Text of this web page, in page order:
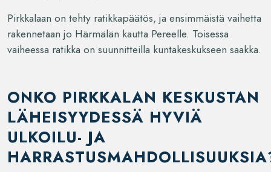
Pirkkalaan on tehty ratikkapäätös, ja ensimmäistä vaihetta
rakennetaan jo Härmälän kautta Pereelle. Toisessa
vaiheessa ratikka on suunnitteilla kuntakeskukseen saakka.
ONKO PIRKKALAN KESKUSTAN
LÄHEISYYDESSÄ HYVIÄ
ULKOILU- JA